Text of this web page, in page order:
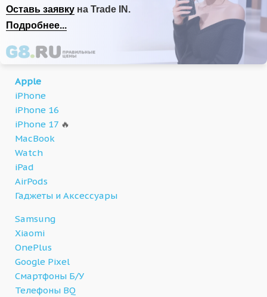
Оставь заявку на Trade IN.
Подробнее...
Apple
iPhone
iPhone 16
iPhone 17 🔥
MacBook
Watch
iPad
AirPods
Гаджеты и Аксессуары
Samsung
Xiaomi
OnePlus
Google Pixel
Смартфоны Б/У
Телефоны BQ